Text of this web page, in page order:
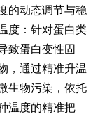
动态调节与稳
度：针对蛋白类
致蛋白变性固
，通过精准升温
生物污染，依托
温度的精准把